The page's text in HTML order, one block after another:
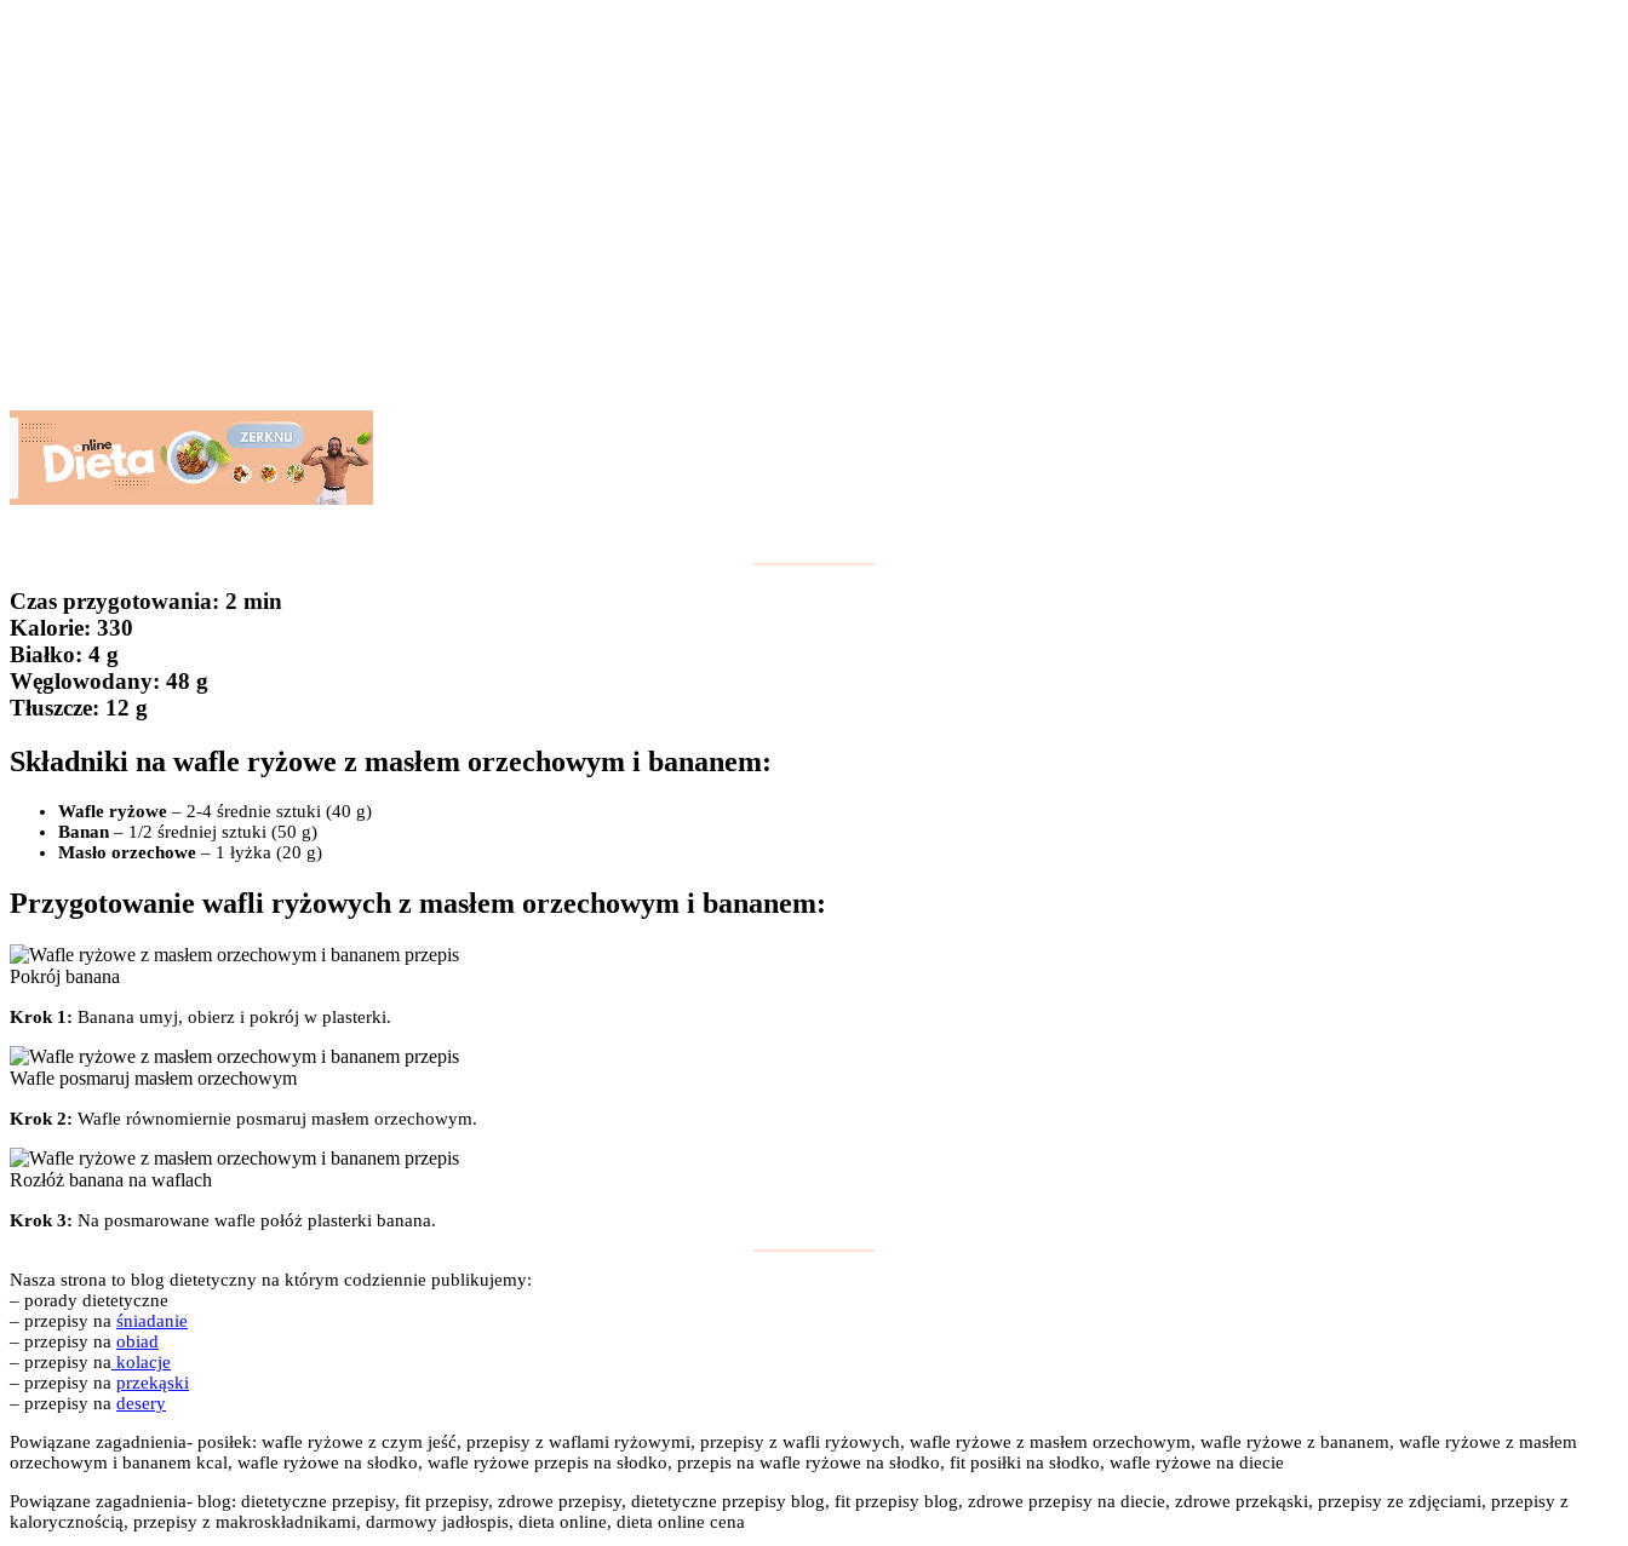
Czas przygotowania: 2 min
Kalorie: 330
Białko: 4 g
Węglowodany: 48 g
Tłuszcze: 12 g
Składniki na wafle ryżowe z masłem orzechowym i bananem:
Wafle ryżowe – 2-4 średnie sztuki (40 g)
Banan – 1/2 średniej sztuki (50 g)
Masło orzechowe – 1 łyżka (20 g)
Przygotowanie wafli ryżowych z masłem orzechowym i bananem:
Pokrój banana
Krok 1: Banana umyj, obierz i pokrój w plasterki.
Wafle posmaruj masłem orzechowym
Krok 2: Wafle równomiernie posmaruj masłem orzechowym.
Rozłóż banana na waflach
Krok 3: Na posmarowane wafle połóż plasterki banana.
Nasza strona to blog dietetyczny na którym codziennie publikujemy:
– porady dietetyczne
– przepisy na śniadanie
– przepisy na obiad
– przepisy na kolacje
– przepisy na przekąski
– przepisy na desery
Powiązane zagadnienia- posiłek: wafle ryżowe z czym jeść, przepisy z waflami ryżowymi, przepisy z wafli ryżowych, wafle ryżowe z masłem orzechowym, wafle ryżowe z bananem, wafle ryżowe z masłem
orzechowym i bananem kcal, wafle ryżowe na słodko, wafle ryżowe przepis na słodko, przepis na wafle ryżowe na słodko, fit posiłki na słodko, wafle ryżowe na diecie
Powiązane zagadnienia- blog: dietetyczne przepisy, fit przepisy, zdrowe przepisy, dietetyczne przepisy blog, fit przepisy blog, zdrowe przepisy na diecie, zdrowe przekąski, przepisy ze zdjęciami, przepisy z
kalorycznością, przepisy z makroskładnikami, darmowy jadłospis, dieta online, dieta online cena